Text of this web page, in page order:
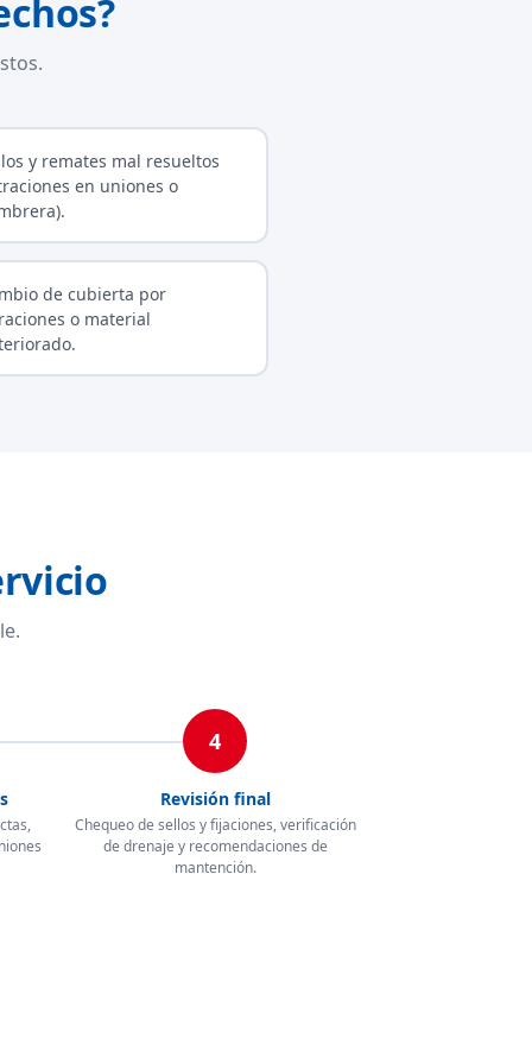
y remates mal resueltos
en uniones o
de cubierta por
o material
4
Revisión final
Chequeo de sellos y fijaciones, verificación
de drenaje y recomendaciones de
mantención.